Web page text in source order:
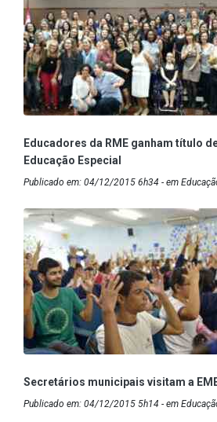
Educadores da RME ganham título
Educação Especial
Publicado em: 04/12/2015 6h34 - em
Secretários municipais visitam a
Publicado em: 04/12/2015 5h14 - em